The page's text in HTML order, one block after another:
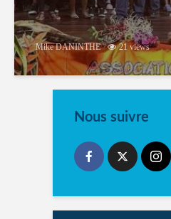
Mike DANINTHE 21 views
Nous suivre